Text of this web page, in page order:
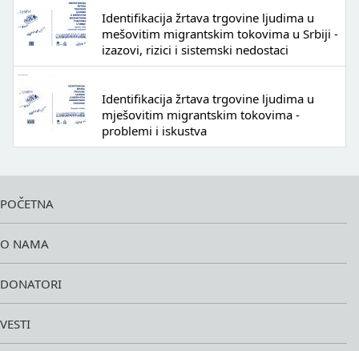
Identifikacija žrtava trgovine ljudima u
mešovitim migrantskim tokovima u Srbiji -
izazovi, rizici i sistemski nedostaci
Identifikacija žrtava trgovine ljudima u
mješovitim migrantskim tokovima -
problemi i iskustva
POČETNA
O NAMA
DONATORI
VESTI